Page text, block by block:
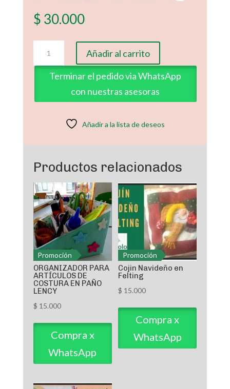
$ 30.000
Acolchado
Familiar
Añadir al carrito
Terminar el pedido via WhatsApp
con nuestras asesoras
Añadir a la lista de deseos
Productos relacionados
Promoción
ORGANIZADOR PARA
ARTÍCULOS DE
COSTURA EN PAÑO
LENCY
$ 15.000
Compra x
WhatsApp
Promoción
Cojin Navideño en
Felting
$ 15.000
Compra x
WhatsApp